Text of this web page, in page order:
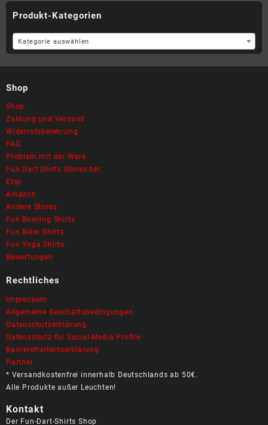
Produkt-Kategorien
Kategorie auswählen
Shop
Shop
Zahlung und Versand
Widerrufsbelehrung
FAQ
Problem mit der Ware
Fun Dart Shirts Stores bei:
Etsy
Amazon
Andere Stores
Fun Bowling Shirts
Fun Biker Shirts
Fun Yoga Shirts
Bewertungen
Rechtliches
Impressum
Allgemeine Geschäftsbedingungen
Datenschutzerklärung
Datenschutz für Social-Media Profile
Barrierefreiheitserklärung
Partner
* Versandkostenfrei innerhalb Deutschlands ab 50€.
Alle Produkte außer Leuchten!
Kontakt
Der Fun-Dart-Shirts Shop